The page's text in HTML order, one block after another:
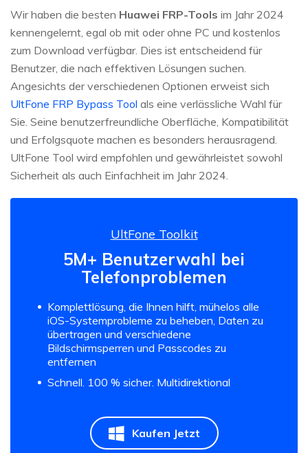
Wir haben die besten Huawei FRP-Tools im Jahr 2024
kennengelernt, egal ob mit oder ohne PC und kostenlos
zum Download verfügbar. Dies ist entscheidend für
Benutzer, die nach effektiven Lösungen suchen.
Angesichts der verschiedenen Optionen erweist sich
UltFone FRP Bypass Tool als eine verlässliche Wahl für
Sie. Seine benutzerfreundliche Oberfläche, Kompatibilität
und Erfolgsquote machen es besonders herausragend.
UltFone Tool wird empfohlen und gewährleistet sowohl
Sicherheit als auch Einfachheit im Jahr 2024.
UltFone Toolkit
5M+ Benutzerwahl bei
Telefonproblemen
Komplettlösung, die Ihnen hilft, mühelos alle
iOS-Systemprobleme zu beheben, Daten zu
übertragen und verschiedene
Bildschirmsperren und Passcodes zu
entfernen
Schnell. 100 % sicher. Multidirektional
Kaufen Jetzt